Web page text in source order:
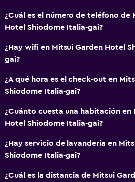
Acceso con tarjeta
Recepción 24 horas
General
Pantuflas
Sofá
Teléfono
Alfombrado
Vista a la ciudad
Espacio de almacenamiento
¿Cuál es el número de teléfono de
Hotel Shiodome Italia-gai?
¿Hay wifi en Mitsui Garden Hotel
gai?
¿A qué hora es el check-out en
Shiodome Italia-gai?
¿Cuánto cuesta una habitación en
Hotel Shiodome Italia-gai?
¿Hay servicio de lavandería en
Shiodome Italia-gai?
¿Cuál es la distancia de Mitsui